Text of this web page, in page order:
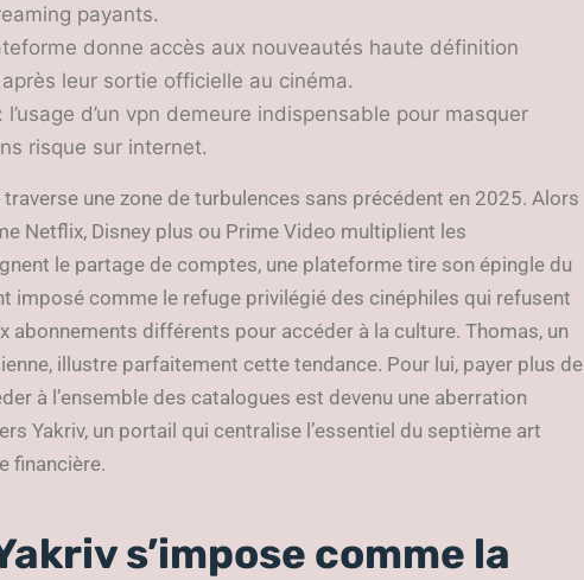
payants.
donne accès aux nouveautés haute définition
leur sortie officielle au cinéma.
: l’usage d’un vpn demeure indispensable pour masquer
risque sur internet.
une zone de turbulences sans précédent en 2025. Alors
Netflix, Disney plus ou Prime Video multiplient les
le partage de comptes, une plateforme tire son épingle du
imposé comme le refuge privilégié des cinéphiles qui refusent
abonnements différents pour accéder à la culture. Thomas, un
illustre parfaitement cette tendance. Pour lui, payer plus de
à l’ensemble des catalogues est devenu une aberration
Yakriv, un portail qui centralise l’essentiel du septième art
financière.
s’impose comme la